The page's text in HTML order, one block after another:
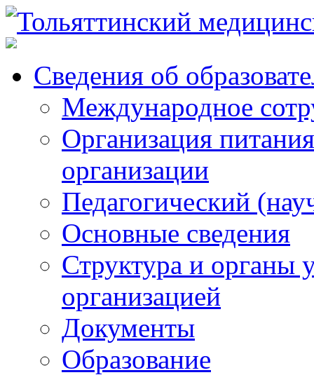
Сведения об
Международное
Организация
организации
Педагогический
Основные сведения
Структура и органы
организацией
Документы
Образование